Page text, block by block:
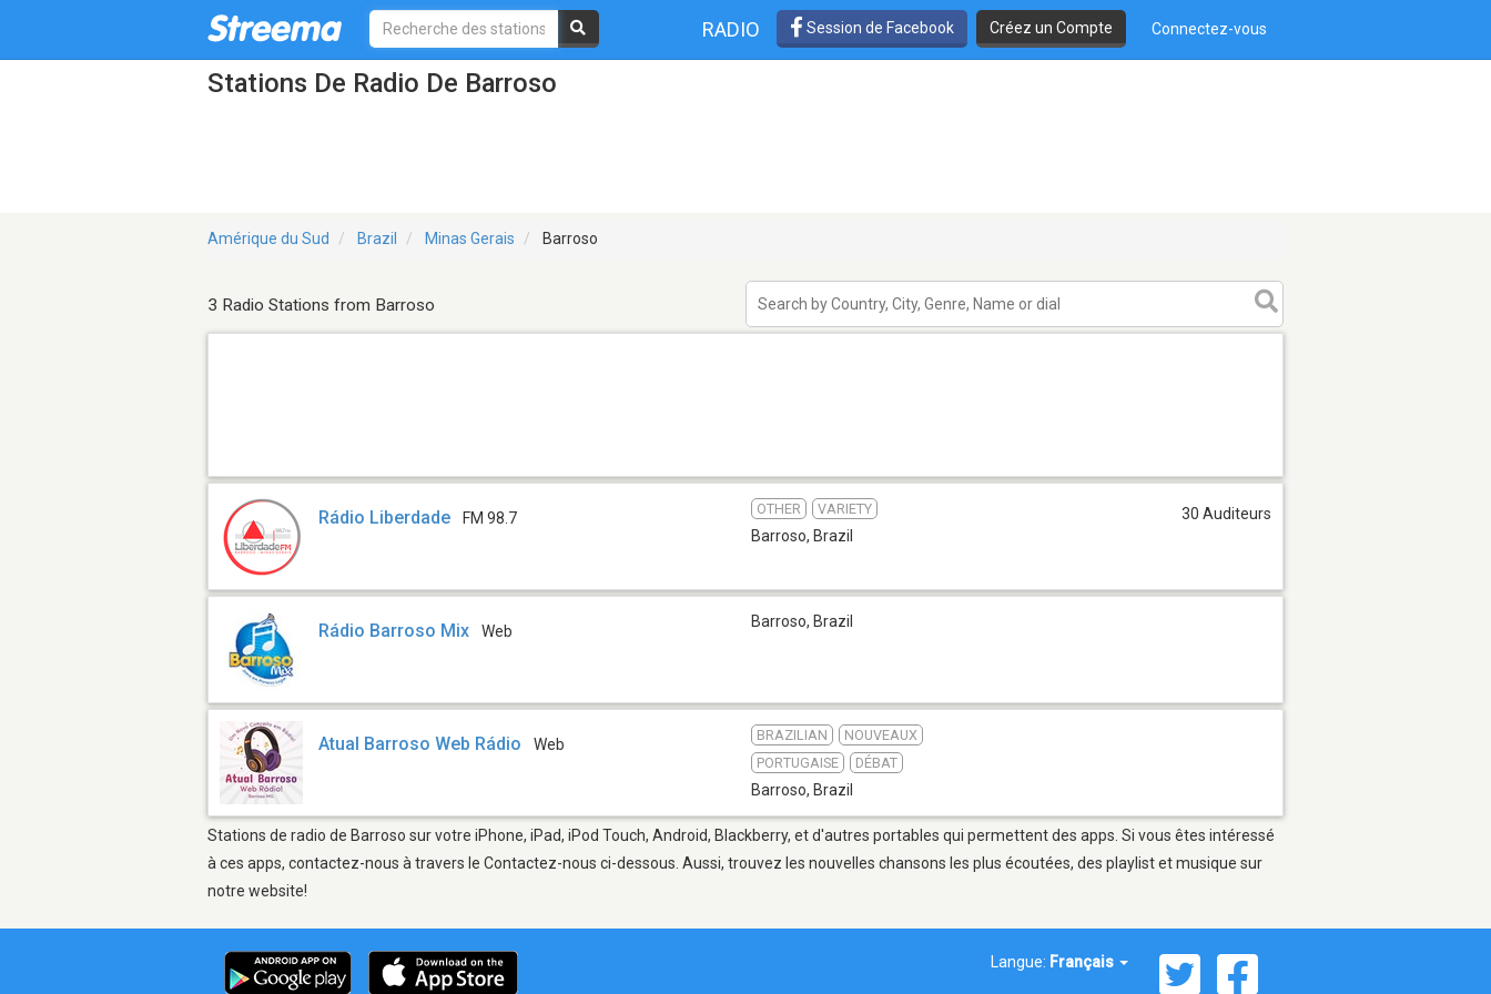
RADIO Session de Facebook Créez un Compte Connectez-vous
Stations De Radio De Barroso
Amérique du Sud Brazil Minas Gerais Barroso
3 Radio Stations from Barroso
Rádio Liberdade FM 98.7
OTHER VARIETY
Barroso, Brazil
30 Auditeurs
Rádio Barroso Mix Web
Barroso, Brazil
Atual Barroso Web Rádio Web
BRAZILIAN
NOUVEAUX
PORTUGAISE
DÉBAT
Barroso, Brazil
Stations de radio de Barroso sur votre iPhone, iPad, iPod Touch, Android, Blackberry, et d'autres portables qui permettent des apps. Si vous êtes intéressé
à ces apps, contactez-nous à travers le Contactez-nous ci-dessous. Aussi, trouvez les nouvelles chansons les plus écoutées, des playlist et musique sur
notre website!
Langue: Français